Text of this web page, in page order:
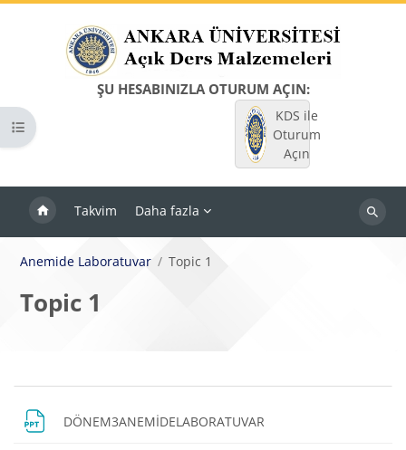
ŞU HESABINIZLA OTURUM AÇIN:
KDS ile
Oturum
Açın
Takvim Daha fazla
Dersleri
Kurs dizinini aç
Anemide Laboratuvar Topic 1
Topic 1
Bloklar
Bölüm anahatları
DÖNEM3ANEMİDELABORATUVAR